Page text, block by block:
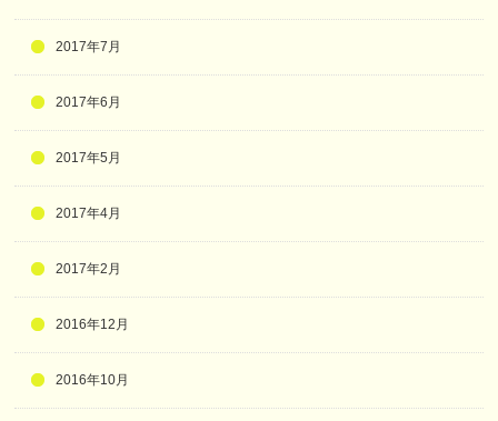
2017年7月
2017年6月
2017年5月
2017年4月
2017年2月
2016年12月
2016年10月